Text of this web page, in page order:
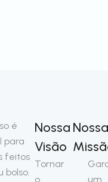
é
para
feitos
bolso.
Nossa
Visão
Tornar
o
Nossa
um